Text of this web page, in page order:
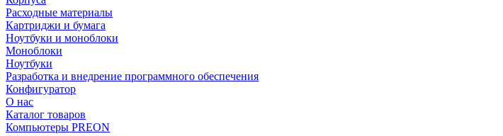
Расходные материалы
Картриджи и бумага
Ноутбуки и моноблоки
Моноблоки
Ноутбуки
Разработка и внедрение программного обеспечения
Конфигуратор
О нас
Каталог товаров
Компьютеры PREON